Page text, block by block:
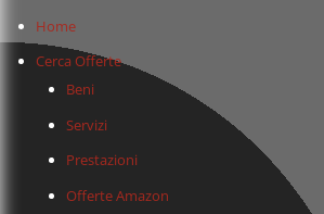
Home
Cerca Offerte
Beni
Servizi
Prestazioni
Offerte Amazon